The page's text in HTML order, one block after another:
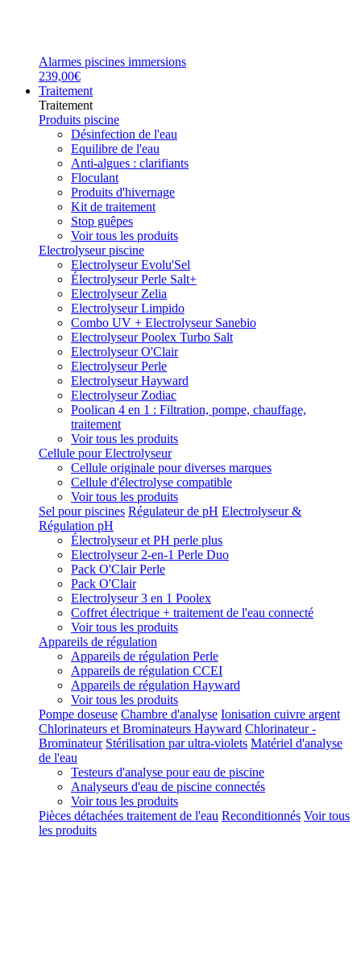
Alarmes piscines immersions
239,00€
Traitement
Traitement
Produits piscine
Désinfection de l'eau
Equilibre de l'eau
Anti-algues : clarifiants
Floculant
Produits d'hivernage
Kit de traitement
Stop guêpes
Voir tous les produits
Electrolyseur piscine
Electrolyseur Evolu'Sel
Électrolyseur Perle Salt+
Electrolyseur Zelia
Electrolyseur Limpido
Combo UV + Electrolyseur Sanebio
Electrolyseur Poolex Turbo Salt
Electrolyseur O'Clair
Electrolyseur Perle
Electrolyseur Hayward
Electrolyseur Zodiac
Poolican 4 en 1 : Filtration, pompe, chauffage,
traitement
Voir tous les produits
Cellule pour Electrolyseur
Cellule originale pour diverses marques
Cellule d'électrolyse compatible
Voir tous les produits
Sel pour piscines Régulateur de pH Electrolyseur &
Régulation pH
Électrolyseur et PH perle plus
Electrolyseur 2-en-1 Perle Duo
Pack O'Clair Perle
Pack O'Clair
Electrolyseur 3 en 1 Poolex
Coffret électrique + traitement de l'eau connecté
Voir tous les produits
Appareils de régulation
Appareils de régulation Perle
Appareils de régulation CCEI
Appareils de régulation Hayward
Voir tous les produits
Pompe doseuse Chambre d'analyse Ionisation cuivre argent
Chlorinateurs et Brominateurs Hayward Chlorinateur -
Brominateur Stérilisation par ultra-violets Matériel d'analyse
de l'eau
Testeurs d'analyse pour eau de piscine
Analyseurs d'eau de piscine connectés
Voir tous les produits
Pièces détachées traitement de l'eau Reconditionnés Voir tous
les produits